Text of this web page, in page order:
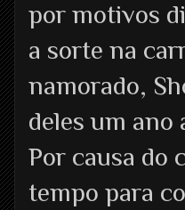
por motivos
a sorte na
namorado,
deles um
Por causa do
tempo para